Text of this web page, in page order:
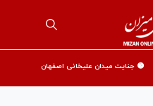
🟡 جنایت میدان علیخانی اصفهان